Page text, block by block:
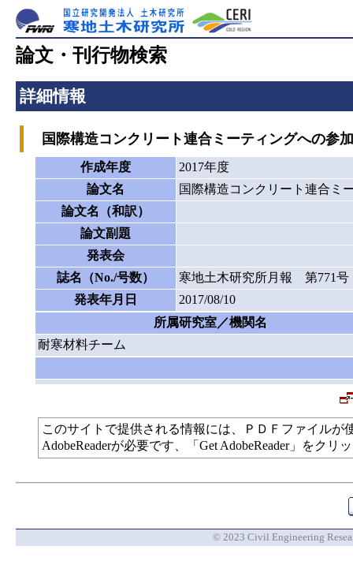
論文・刊行物検索
詳細情報
国際構造コンクリート連合ミーティングへの参
作成年度
2017年度
論文名
国際構造コンクリート連合ミ
論文名（和訳）
論文副題
発表会
誌名（No./号数）
寒地土木研究所月報 第771号
発表年月日
2017/08/10
所属研究室／機関名
耐寒材料チーム
このサイトで提供される情報には、ＰＤＦファイル
AdobeReaderが必要です、「Get AdobeReader」をク
© 2023 Civil Engineering